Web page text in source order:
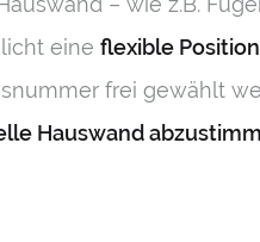
eine flexible
frei gewählt
Hauswand